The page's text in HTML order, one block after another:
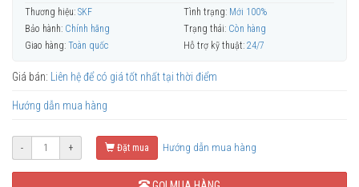
Thương hiệu: SKF Tình trạng: Mới 100%
Bảo hành: Chính hãng Trạng thái: Còn hàng
Giao hàng: Toàn quốc Hỗ trợ kỹ thuật: 24/7
Giá bán: Liên hệ để có giá tốt nhất tại thời điểm
Hướng dẫn mua hàng
- + Đặt mua Hướng dẫn mua hàng